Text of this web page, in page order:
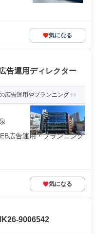
気になる
告運用ディレクター
広告運用やプランニング
広告運用・プランニング
気になる
9006542